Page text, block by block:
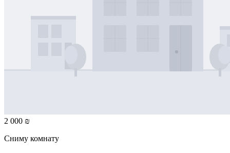
2 000 ₪
Сниму комнату